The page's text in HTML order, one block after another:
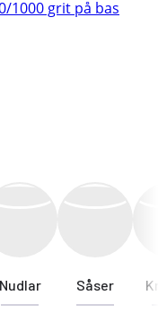
Nudlar Såser